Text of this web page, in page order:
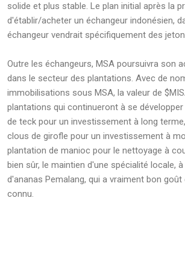
solide et plus stable. Le plan initial après la
d'établir/acheter un échangeur indonésien,
échangeur vendrait spécifiquement des
Outre les échangeurs, MSA poursuivra son
dans le secteur des plantations. Avec de
immobilisations sous MSA, la valeur de
plantations qui continueront à se
de teck pour un investissement à long
clous de girofle pour un investissement à
plantation de manioc pour le nettoyage à
bien sûr, le maintien d'une spécialité locale,
d'ananas Pemalang, qui a vraiment bon goût
connu.